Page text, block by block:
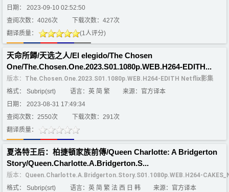
日期： 2023-09-10 02:52:50
查阅次数：4026次
下载次数：427次
翻译质量：
(1人评分)
天命所歸/天选之人/El elegido/The Chosen
One/The.Chosen.One.2023.S01.1080p.WEB.H264-EDITH...
版本： The.Chosen.One.2023.S01.1080p.WEB.H264-EDITH Netflix影集
格式： Subrip(srt)
语言：英 简 繁
来源：官方译本
日期： 2023-08-31 17:49:34
查阅次数：2550次
下载次数：291次
翻译质量：
夏洛特王后：柏捷頓家族前傳/Queen Charlotte: A Bridgerton
Story/Queen.Charlotte.A.Bridgerton.S...
版本： Queen.Charlotte.A.Bridgerton.Story.S01.1080p.WEB.H264-
格式： Subrip(srt)
语言：英 简 繁 法 西 日 韩
来源：官方译本